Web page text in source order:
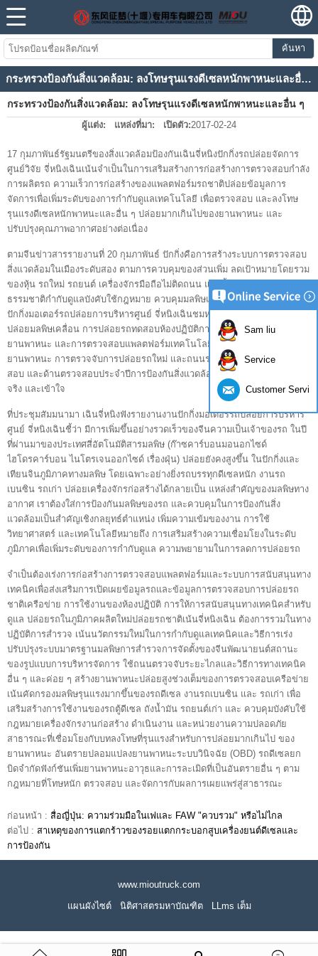
ค้นหา
กระทรวงป้องกันสิ่งแวดล้อม: ลงโทษรุนแรงดีเซลหนักพาหนะและอื่น ๆ emis มากเกินไป
กระทรวงป้องกันสิ่งแวดล้อม: ลงโทษรุนแรงดีเซลหนักพาหนะและอื่น ๆ
ผู้แต่ง: แหล่งที่มา: เปิดตัว:2017-02-24
17 กุมภาพันธ์รัฐมนตรีของสิ่งแวดล้อมป้องกันเฉินจี่หนิงปักกิ่งรถปล่อยจัดการ
ศูนย์วิจัย จี่หนิงเฉินเน้นจำเป็นในการเสริมสร้างการก่อสร้างการตรวจสอบกำลัง
การผลิตรถ ความเร็วการก่อสร้างของแพลตฟอร์มรถชาติปล่อยข้อมูลการ
จัดการเพื่อเพิ่มระดับของการกำกับดูแลเทคโนโลยี เพื่อตรวจสอบ และลงโทษ
รุนแรงดีเซลหนักพาหนะและอื่น ๆ ปล่อยมากเกินไปของยานพาหนะ และ
ปรับปรุงคุณภาพอากาศอย่างต่อเนื่อง
ตามจีนข่าวสารรายงานที่ 20 กุมภาพันธ์ ปักกิ่งคือการสร้างระบบการตรวจสอบ
สิ่งแวดล้อมในเมืองระดับสอง ตามการควบคุมของส่วนเพิ่ม ลดเป้าหมายโดยรวม
ของหุ้น รถใหม่ รถยนต์ เครื่องจักรมือถือไม่ติดถนน และน้ำมัน และก๊าซ
ธรรมชาติกำกับดูแลบังคับใช้กฎหมาย ควบคุมมลพิษแหล่งมือถือทุกรอบ ใน
ปักกิ่งมอเตอร์รถปล่อยการบริหารศูนย์ จี่หนิงเฉินชมหอนิทรรศการควบคุมการ
ปล่อยมลพิษเคลื่อน การปล่อยรถทดสอบห้องปฏิบัติการ ในการบริหารจัดการ
ยานพาหนะ และการตรวจสอบแพลตฟอร์มเทคโนโลยีการควบคุมมลพิษของ
ยานพาหนะ การตรวจจับการปล่อยรถใหม่ และถนนระยะไกลตรวจจับตรวจ
สอบ และด้านตรวจสอบประจำปีการป้องกันสิ่งแวดล้อม และอื่น ๆ ตรวจสอบ
จริง และเข้าใจ
ที่ประชุมสัมมนามา เฉินจี่หนิงฟังรายงานงานปักกิ่งมอเตอร์รถปล่อยการบริหาร
ศูนย์ จี่หนิงเฉินชี้ว่า มีการเพิ่มขึ้นอย่างรวดเร็วของจีนความเป็นเจ้าของรถ ในปี
ที่ผ่านมาของประเทศสี่อัตโนมัติสารมลพิษ (ก๊าซคาร์บอนมอนอกไซด์
ไฮโดรคาร์บอน ไนโตรเจนออกไซด์ เรื่องฝุ่น) ปล่อยยังคงสูงขึ้น ในปักกิ่งและ
เทียนจินภูมิภาคทางมลพิษ โดยเฉพาะอย่างยิ่งรถบรรทุกดีเซลหนัก งานรถ
เบนซิน รถเก่า ปล่อยเครื่องจักรก่อสร้างได้กลายเป็น แหล่งสำคัญของมลพิษทาง
อากาศ เราต้องใส่การป้องกันมลพิษของรถ และควบคุมในการป้องกันสิ่ง
แวดล้อมเป็นสำคัญเชิงกลยุทธ์ตำแหน่ง เพิ่มความเข้มของงาน การใช้
วิทยาศาสตร์ และเทคโนโลยีหมายถึง การเสริมสร้างความเชื่อมโยงในระดับ
ภูมิภาคเพื่อเพิ่มระดับของการกำกับดูแล ความพยายามในการลดการปล่อยรถ
จำเป็นต้องเร่งการก่อสร้างการตรวจสอบแพลตฟอร์มและระบบการสนับสนุนทาง
เทคนิคเพื่อส่งเสริมการเปิดเผยข้อมูลรถและข้อมูลการตรวจสอบการปล่อยรถ
ชาติเครือข่าย การใช้งานของห้องปฏิบัติ การให้การสนับสนุนทางเทคนิคสำหรับ
ดูแล ปล่อยรถในภูมิภาคผลิตใหม่ปล่อยรถชาติเน้นจี่หนิงเฉิน ต้องการรวมในทาง
ปฏิบัติการสำรวจ เน้นนวัตกรรมใหม่ในการกำกับดูแลเทคนิคและวิธีการเร่ง
ปรับปรุงระบบมาตรฐานมลพิษการสำรวจการจัดตั้งของจีนพัฒนายนต์สถานะ
ของรูปแบบการบริหารจัดการ ใช้ถนนตรวจจับระยะไกลและวิธีการทางเทคนิค
อื่น ๆ และค่อย ๆ สร้างยานพาหนะปล่อยสูงช่วงเต็มของการตรวจสอบเครือข่าย
เน้นคัดกรองมลพิษรุนแรงมากขึ้นของรถดีเซล งานรถเบนซิน และ รถเก่า เพื่อ
เสริมสร้างการใช้งานของรถตู้ดีเซล ถังน้ำมัน รถยนต์เก่า และ ควบคุมบังคับใช้
กฎหมายเครื่องจักรงานก่อสร้าง ดำเนินงาน และหน่วยงานความปลอดภัย
สาธารณะที่เชื่อมโยงกับบทลงโทษที่รุนแรงสำหรับการปล่อยมากเกินไป ของ
ยานพาหนะ อันตรายปลอมแปลงยานพาหนะระบบวินิจฉัย (OBD) รถดีเซลยก
บิดจำกัดฟังก์ชันเพิ่มยานพาหนะอาวุธและการละเมิดที่เป็นอันตรายอื่น ๆ ตาม
กฎหมายที่โทษหนัก ตรวจสอบ และจัดการกับผลการเผยแพร่สู่สาธารณะ
ก่อนหน้า : สื่อญี่ปุ่น: ความร่วมมือในเฟและ FAW "ควบรวม" หรือไม่ไกล
ต่อไป : สาเหตุของการแตกร้าวของรอยแตกกระบอกสูบเครื่องยนต์ดีเซลและ
การป้องกัน
www.mioutruck.com
แผนผังไซต์
นิติศาสตรมหาบัณฑิต LLms เต็ม
Sam liu
Service
Customer